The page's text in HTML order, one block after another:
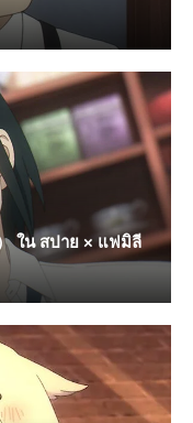
ใน สปาย × แฟมิลี